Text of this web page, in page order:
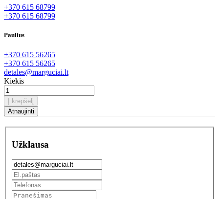
+370 615 68799
+370 615 68799
Paulius
+370 615 56265
+370 615 56265
detales@marguciai.lt
Kiekis
Į krepšelį
Užklausa